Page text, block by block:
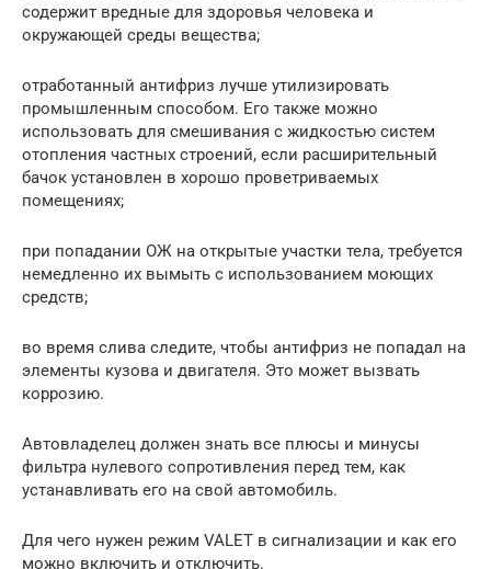
содержит вредные для здоровья человека и
окружающей среды вещества;
отработанный антифриз лучше утилизировать
промышленным способом. Его также можно
использовать для смешивания с жидкостью систем
отопления частных строений, если расширительный
бачок установлен в хорошо проветриваемых
помещениях;
при попадании ОЖ на открытые участки тела, требуется
немедленно их вымыть с использованием моющих
средств;
во время слива следите, чтобы антифриз не попадал на
элементы кузова и двигателя. Это может вызвать
коррозию.
Автовладелец должен знать все плюсы и минусы
фильтра нулевого сопротивления перед тем, как
устанавливать его на свой автомобиль.
Для чего нужен режим VALET в сигнализации и как его
можно включить и отключить.